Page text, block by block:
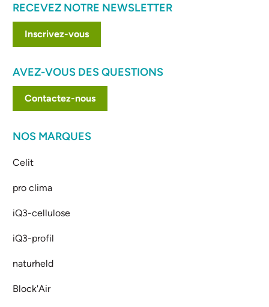
RECEVEZ NOTRE NEWSLETTER
Inscrivez-vous
AVEZ-VOUS DES QUESTIONS
Contactez-nous
NOS MARQUES
Celit
pro clima
iQ3-cellulose
iQ3-profil
naturheld
Block'Air